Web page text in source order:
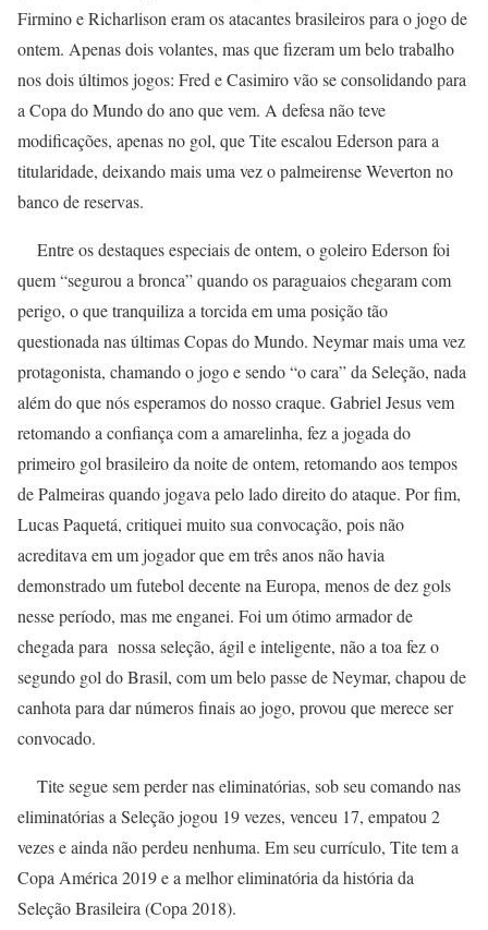
Firmino e Richarlison eram os atacantes brasileiros para o jogo de
ontem. Apenas dois volantes, mas que fizeram um belo trabalho
nos dois últimos jogos: Fred e Casimiro vão se consolidando para
a Copa do Mundo do ano que vem. A defesa não teve
modificações, apenas no gol, que Tite escalou Ederson para a
titularidade, deixando mais uma vez o palmeirense Weverton no
banco de reservas.
Entre os destaques especiais de ontem, o goleiro Ederson foi
quem “segurou a bronca” quando os paraguaios chegaram com
perigo, o que tranquiliza a torcida em uma posição tão
questionada nas últimas Copas do Mundo. Neymar mais uma vez
protagonista, chamando o jogo e sendo “o cara” da Seleção, nada
além do que nós esperamos do nosso craque. Gabriel Jesus vem
retomando a confiança com a amarelinha, fez a jogada do
primeiro gol brasileiro da noite de ontem, retomando aos tempos
de Palmeiras quando jogava pelo lado direito do ataque. Por fim,
Lucas Paquetá, critiquei muito sua convocação, pois não
acreditava em um jogador que em três anos não havia
demonstrado um futebol decente na Europa, menos de dez gols
nesse período, mas me enganei. Foi um ótimo armador de
chegada para nossa seleção, ágil e inteligente, não a toa fez o
segundo gol do Brasil, com um belo passe de Neymar, chapou de
canhota para dar números finais ao jogo, provou que merece ser
convocado.
Tite segue sem perder nas eliminatórias, sob seu comando nas
eliminatórias a Seleção jogou 19 vezes, venceu 17, empatou 2
vezes e ainda não perdeu nenhuma. Em seu currículo, Tite tem a
Copa América 2019 e a melhor eliminatória da história da
Seleção Brasileira (Copa 2018).